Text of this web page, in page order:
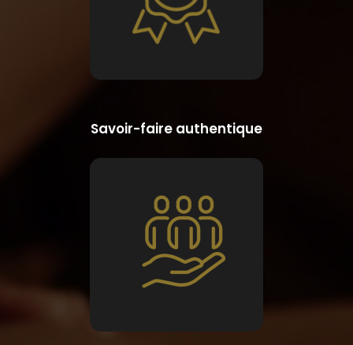
Savoir-faire authentique